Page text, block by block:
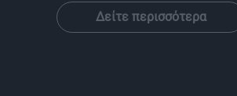
Δείτε περισσότερα